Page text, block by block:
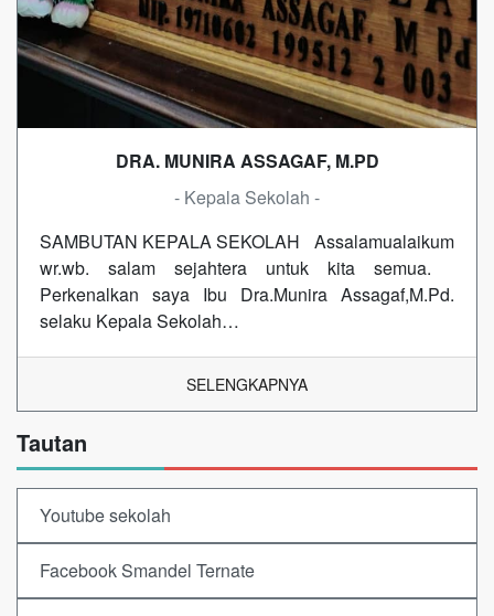
DRA. MUNIRA ASSAGAF, M.PD
- Kepala Sekolah -
SAMBUTAN KEPALA SEKOLAH Assalamualaikum
wr.wb. salam sejahtera untuk kita semua.
Perkenalkan saya Ibu Dra.Munira Assagaf,M.Pd.
selaku Kepala Sekolah…
SELENGKAPNYA
Tautan
Youtube sekolah
Facebook Smandel Ternate